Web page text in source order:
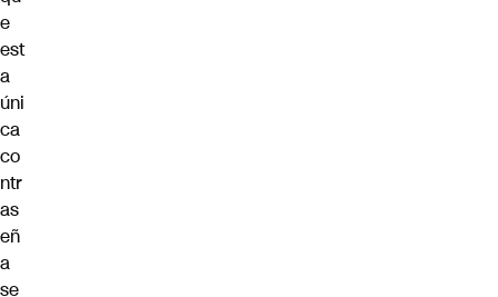
e
est
a
úni
ca
co
ntr
as
eñ
a
se